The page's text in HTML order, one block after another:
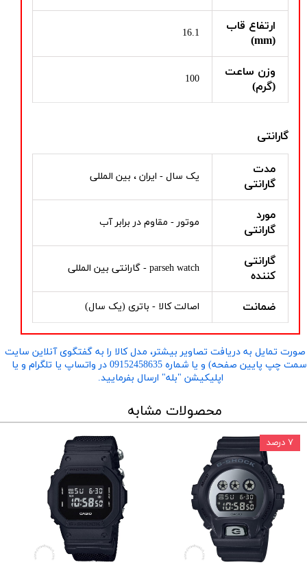
ارتفاع قاب
(mm)
16.1
وزن ساعت
(گرم)
100
گارانتی
مدت
گارانتی
یک سال - ایران ، بین المللی
مورد
گارانتی
موتور - مقاوم در برابر آب
گارانتی
کننده
parseh watch - گارانتی بین المللی
ضمانت اصالت کالا - باتری (یک سال)
تمایل به دریافت تصاویر بیشتر، مدل کالا را به گفتگوی آنلاین سایت
​​​​​​​(سمت چپ پایین صفحه) و یا شماره 09152458635 در واتساپ یا تلگرام و یا
اپلیکیشن "بله" ارسال بفرمایید.
محصولات مشابه
۷ درصد